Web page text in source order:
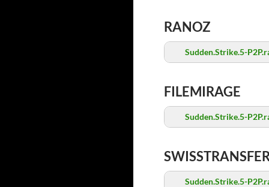
RANOZ
Sudden.Strike.5-
FILEMIRAGE
Sudden.Strike.5-
Sudden.Strike.5-